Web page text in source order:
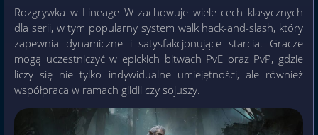
Rozgrywka w Lineage W zachowuje wiele cech klasycznych
dla serii, w tym popularny system walk hack-and-slash, który
zapewnia dynamiczne i satysfakcjonujące starcia. Gracze
mogą uczestniczyć w epickich bitwach PvE oraz PvP, gdzie
liczy się nie tylko indywidualne umiejętności, ale również
współpraca w ramach gildii czy sojuszy.